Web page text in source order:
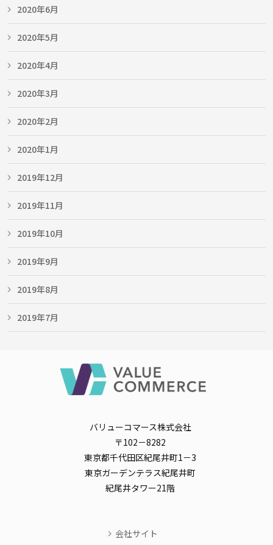
2020年6月
2020年5月
2020年4月
2020年3月
2020年2月
2020年1月
2019年12月
2019年11月
2019年10月
2019年9月
2019年8月
2019年7月
バリューコマース株式会社
〒102－8282
東京都千代田区紀尾井町1－3
東京ガーデンテラス紀尾井町
紀尾井タワー21階
会社サイト